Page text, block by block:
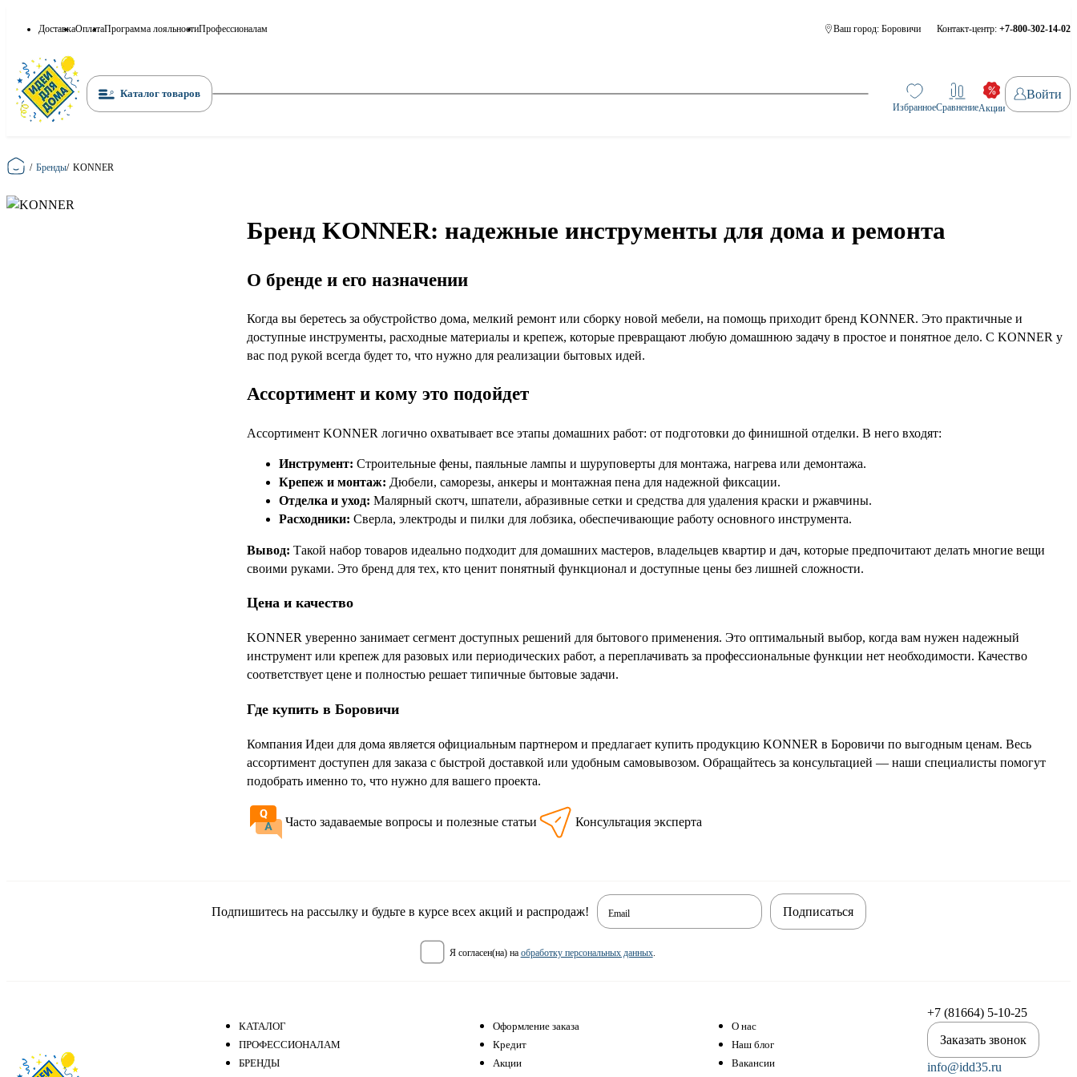
ДоставкаОплатаПрограмма лояльностиПрофессионалам Ваш город: Боровичи Контакт-центр: +7-800-302-14-02
Каталог товаров
ИзбранноеСравнениеАкции
Войти
Главная
/ Бренды/ KONNER
Бренд KONNER: надежные инструменты для дома и ремонта
О бренде и его назначении
Когда вы беретесь за обустройство дома, мелкий ремонт или сборку новой мебели, на помощь приходит бренд KONNER. Это практичные и
доступные инструменты, расходные материалы и крепеж, которые превращают любую домашнюю задачу в простое и понятное дело. С KONNER у
вас под рукой всегда будет то, что нужно для реализации бытовых идей.
Ассортимент и кому это подойдет
Ассортимент KONNER логично охватывает все этапы домашних работ: от подготовки до финишной отделки. В него входят:
Инструмент: Строительные фены, паяльные лампы и шуруповерты для монтажа, нагрева или демонтажа.
Крепеж и монтаж: Дюбели, саморезы, анкеры и монтажная пена для надежной фиксации.
Отделка и уход: Малярный скотч, шпатели, абразивные сетки и средства для удаления краски и ржавчины.
Расходники: Сверла, электроды и пилки для лобзика, обеспечивающие работу основного инструмента.
Вывод: Такой набор товаров идеально подходит для домашних мастеров, владельцев квартир и дач, которые предпочитают делать многие вещи
своими руками. Это бренд для тех, кто ценит понятный функционал и доступные цены без лишней сложности.
Цена и качество
KONNER уверенно занимает сегмент доступных решений для бытового применения. Это оптимальный выбор, когда вам нужен надежный
инструмент или крепеж для разовых или периодических работ, а переплачивать за профессиональные функции нет необходимости. Качество
соответствует цене и полностью решает типичные бытовые задачи.
Где купить в Боровичи
Компания Идеи для дома является официальным партнером и предлагает купить продукцию KONNER в Боровичи по выгодным ценам. Весь
ассортимент доступен для заказа с быстрой доставкой или удобным самовывозом. Обращайтесь за консультацией — наши специалисты помогут
подобрать именно то, что нужно для вашего проекта.
Часто задаваемые вопросы и полезные статьи Консультация эксперта
Подпишитесь на рассылку и будьте в курсе всех акций и распродаж! Email
я согласен(на) на обработку персональных данных.
Подписаться
КАТАЛОГ
ПРОФЕССИОНАЛАМ
БРЕНДЫ
Оформление заказа
Кредит
Акции
О нас
Наш блог
Вакансии
+7 (81664) 5-10-25
Заказать звонок
info@idd35.ru